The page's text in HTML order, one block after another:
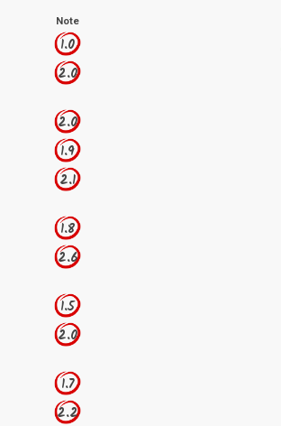
Note
1.0
2.0
2.0
1.9
2.1
1.8
2.6
1.5
2.0
1.7
2.2